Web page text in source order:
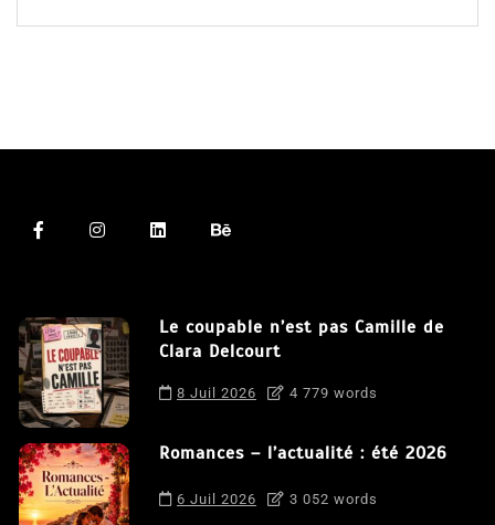
Le coupable n’est pas Camille de
Clara Delcourt
8 Juil 2026 4 779 words
Romances – l’actualité : été 2026
6 Juil 2026 3 052 words